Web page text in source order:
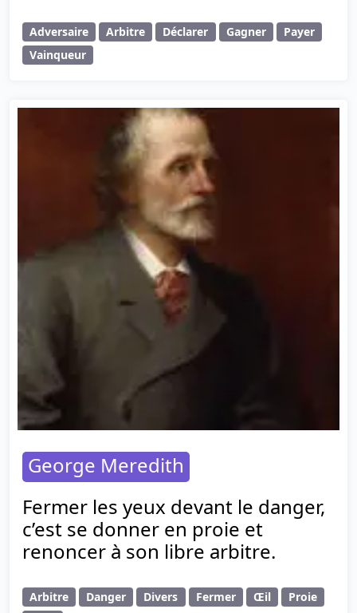
Adversaire Arbitre Déclarer Gagner
Payer
Vainqueur
George Meredith
Fermer les yeux devant le danger,
c’est se donner en proie et
renoncer à son libre arbitre.
Arbitre Danger Divers Fermer Œil
Proie